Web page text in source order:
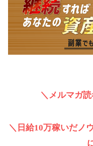
＼メルマガ
＼日給10万稼いだノ